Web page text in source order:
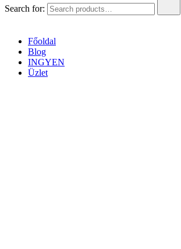
Search for:
Főoldal
Blog
INGYEN
Üzlet